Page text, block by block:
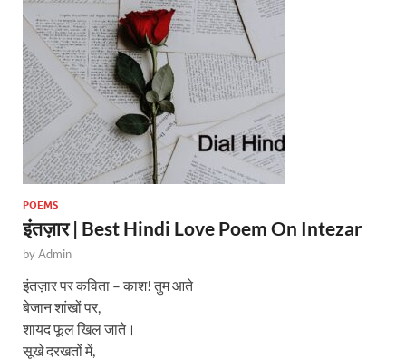
POEMS
इंतज़ार | Best Hindi Love Poem On Intezar
byAdmin
इंतज़ार पर कविता – काश! तुम आते
बेजान शांखों पर,
शायद फूल खिल जाते।
सूखे दरखतों में,